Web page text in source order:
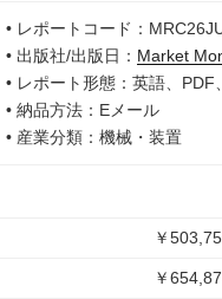
• レポートコード：
• 出版社/出版日： Market
• レポート形態：英語、PDF
• 納品方法：Eメール
• 産業分類：機械・装置
￥
￥